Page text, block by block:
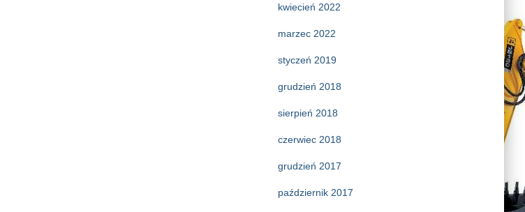
kwiecień 2022
marzec 2022
styczeń 2019
grudzień 2018
sierpień 2018
czerwiec 2018
grudzień 2017
październik 2017